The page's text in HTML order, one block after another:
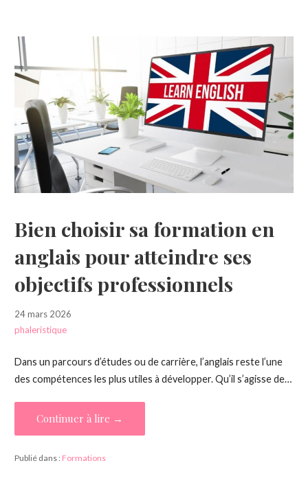
Bien choisir sa formation en
anglais pour atteindre ses
objectifs professionnels
24 mars 2026
phaleristique
Dans un parcours d’études ou de carrière, l’anglais reste l’une
des compétences les plus utiles à développer. Qu’il s’agisse de…
Continuer à lire →
Publié dans : Formations